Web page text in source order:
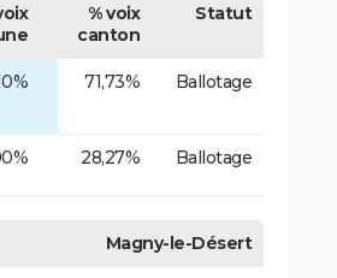
% voix
canton
Statut
71,73% Ballotage
28,27% Ballotage
Magny-le-Désert